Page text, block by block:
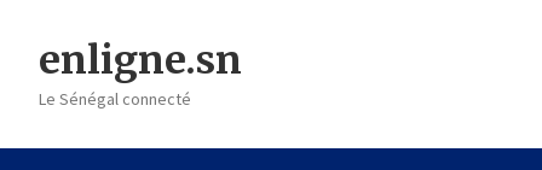
contentenligne.sn
Le Sénégal connecté